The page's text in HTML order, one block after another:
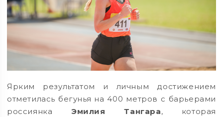
Ярким результатом и личным достижением
отметилась бегунья на 400 метров с барьерами
россиянкаЭмилия Тангара, которая